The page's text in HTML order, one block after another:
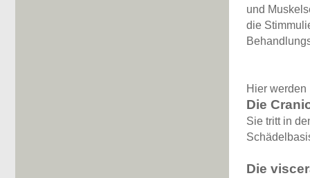
und
die
Hier werden
Die
Sie tritt in
Die